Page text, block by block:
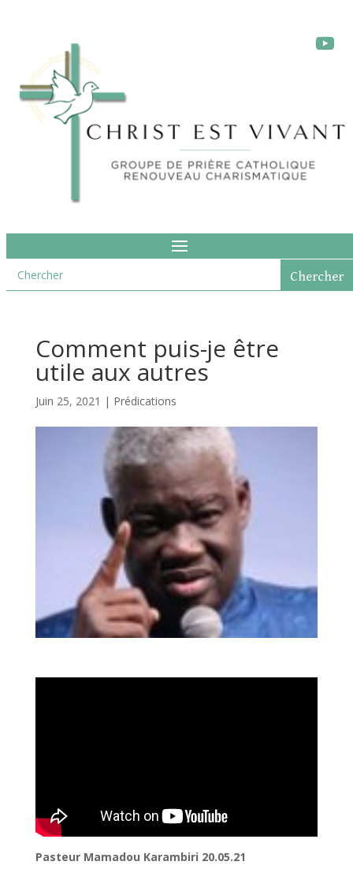
Comment puis-je être
utile aux autres
Juin 25, 2021 | Prédications
Pasteur Mamadou Karambiri 20.05.21